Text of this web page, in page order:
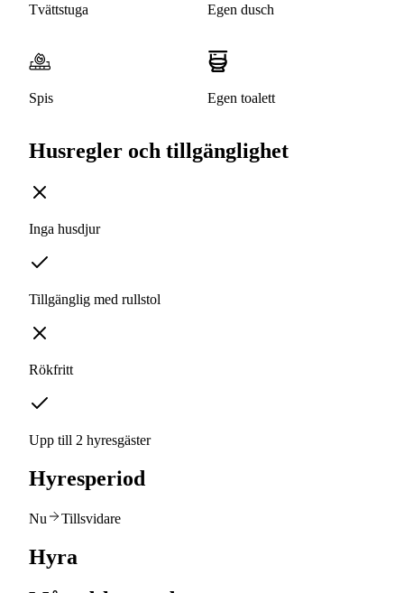
Tvättstuga Egen dusch
Spis Egen toalett
Husregler och tillgänglighet
Inga husdjur
Tillgänglig med rullstol
Rökfritt
Upp till 2 hyresgäster
Hyresperiod
Nu Tillsvidare
Hyra